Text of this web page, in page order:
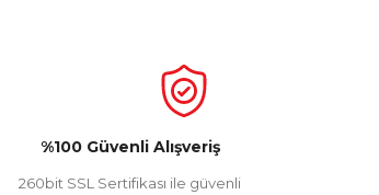
%100 Güvenli Alışveriş
260bit SSL Sertifikası ile güvenli